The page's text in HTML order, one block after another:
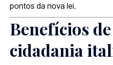
pontos da nova lei.
Benefícios
cidadania